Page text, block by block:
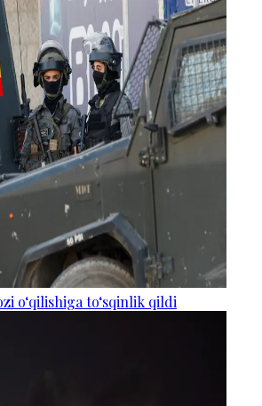
o‘qilishiga to‘sqinlik qildi